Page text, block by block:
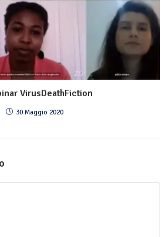
VirusDeathFiction
30 Maggio 2020